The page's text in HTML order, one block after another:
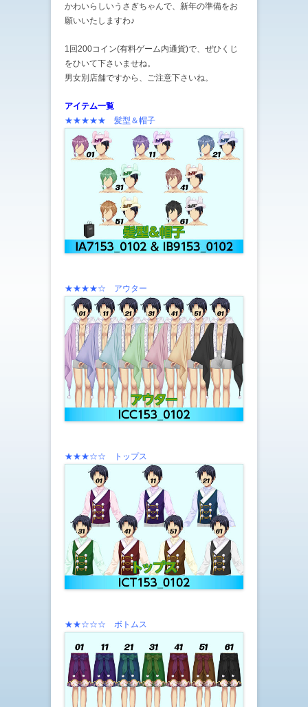
かわいらしいうさぎちゃんで、新年の準備をお
願いいたしますわ♪
1回200コイン(有料ゲーム内通貨)で、ぜひくじ
をひいて下さいませね。
男女別店舗ですから、ご注意下さいね。
アイテム一覧
★★★★★ 髪型＆帽子
★★★★☆ アウター
★★★☆☆ トップス
★★☆☆☆ ボトムス